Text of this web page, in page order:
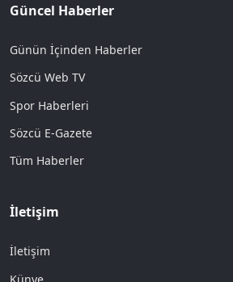
Güncel Haberler
Günün İçinden Haberler
Sözcü Web TV
Spor Haberleri
Sözcü E-Gazete
Tüm Haberler
İletişim
İletişim
Künye